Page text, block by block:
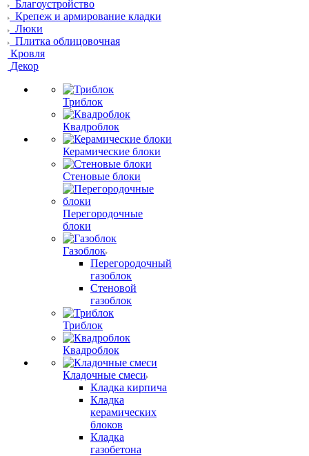
Благоустройство
Крепеж и армирование кладки
Люки
Плитка облицовочная
Кровля
Декор
Триблок
Квадроблок
Керамические блоки
Стеновые блоки
Перегородочные
блоки
Газоблок
Перегородочный
газоблок
Стеновой
газоблок
Триблок
Квадроблок
Кладочные смеси
Кладка кирпича
Кладка
керамических
блоков
Кладка
газобетона